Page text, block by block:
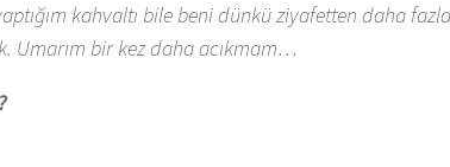
kahvaltı bile beni dünkü ziyafetten daha
Umarım bir kez daha acıkmam…